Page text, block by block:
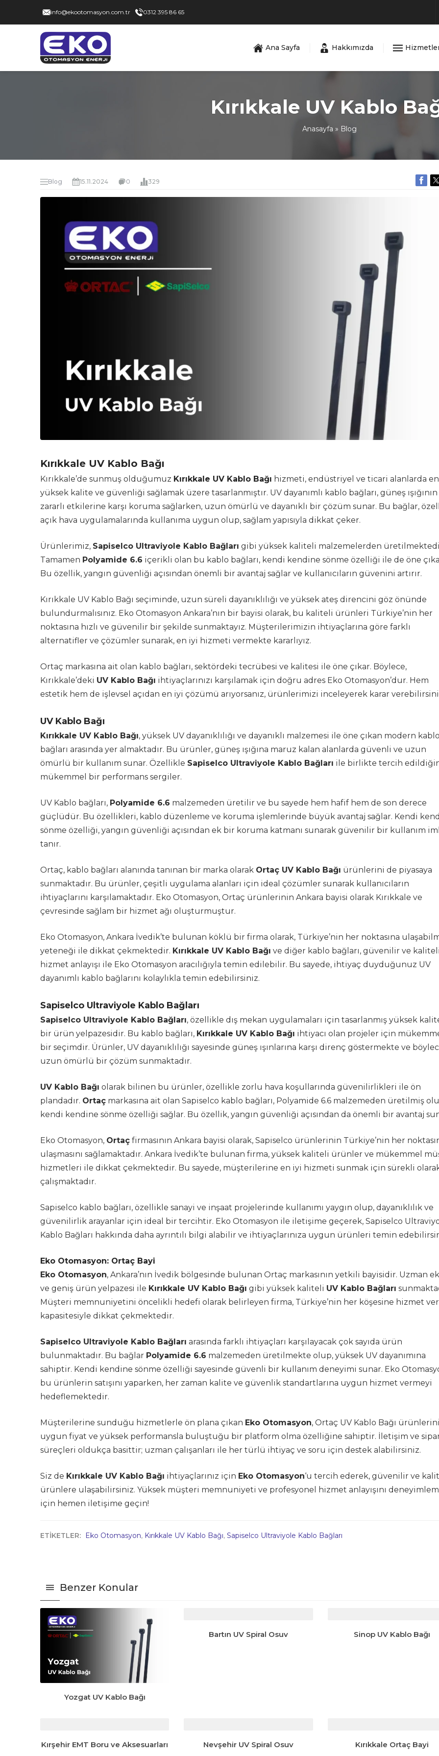
info@ekootomasyon.com.tr 0312 395 86 65
Ana Sayfa Hakkımızda
Kırıkkale UV Kablo
Anasayfa » Blog
Blog 15.11.2024 0 329
Kırıkkale UV Kablo Bağı
Kırıkkale’de sunmuş olduğumuz Kırıkkale UV Kablo Bağı hizmeti, endüstriyel ve ticari alanlarda en
yüksek kalite ve güvenliği sağlamak üzere tasarlanmıştır. UV dayanımlı kablo bağları, güneş ışığının
zararlı etkilerine karşı koruma sağlarken, uzun ömürlü ve dayanıklı bir çözüm sunar. Bu bağlar,
açık hava uygulamalarında kullanıma uygun olup, sağlam yapısıyla dikkat çeker.
Ürünlerimiz, Sapiselco Ultraviyole Kablo Bağları gibi yüksek kaliteli malzemelerden
Tamamen Polyamide 6.6 içerikli olan bu kablo bağları, kendi kendine sönme özelliği ile de öne
Bu özellik, yangın güvenliği açısından önemli bir avantaj sağlar ve kullanıcıların güvenini artırır.
Kırıkkale UV Kablo Bağı seçiminde, uzun süreli dayanıklılığı ve yüksek ateş direncini göz önünde
bulundurmalısınız. Eko Otomasyon Ankara’nın bir bayisi olarak, bu kaliteli ürünleri Türkiye’nin her
noktasına hızlı ve güvenilir bir şekilde sunmaktayız. Müşterilerimizin ihtiyaçlarına göre farklı
alternatifler ve çözümler sunarak, en iyi hizmeti vermekte kararlıyız.
Ortaç markasına ait olan kablo bağları, sektördeki tecrübesi ve kalitesi ile öne çıkar. Böylece,
Kırıkkale’deki UV Kablo Bağı ihtiyaçlarınızı karşılamak için doğru adres Eko Otomasyon’dur. Hem
estetik hem de işlevsel açıdan en iyi çözümü arıyorsanız, ürünlerimizi inceleyerek karar
UV Kablo Bağı
Kırıkkale UV Kablo Bağı, yüksek UV dayanıklılığı ve dayanıklı malzemesi ile öne çıkan modern kablo
bağları arasında yer almaktadır. Bu ürünler, güneş ışığına maruz kalan alanlarda güvenli ve uzun
ömürlü bir kullanım sunar. Özellikle Sapiselco Ultraviyole Kablo Bağları ile birlikte tercih
mükemmel bir performans sergiler.
UV Kablo bağları, Polyamide 6.6 malzemeden üretilir ve bu sayede hem hafif hem de son derece
güçlüdür. Bu özellikleri, kablo düzenleme ve koruma işlemlerinde büyük avantaj sağlar. Kendi
sönme özelliği, yangın güvenliği açısından ek bir koruma katmanı sunarak güvenilir bir kullanım
tanır.
Ortaç, kablo bağları alanında tanınan bir marka olarak Ortaç UV Kablo Bağı ürünlerini de piyasaya
sunmaktadır. Bu ürünler, çeşitli uygulama alanları için ideal çözümler sunarak kullanıcıların
ihtiyaçlarını karşılamaktadır. Eko Otomasyon, Ortaç ürünlerinin Ankara bayisi olarak Kırıkkale ve
çevresinde sağlam bir hizmet ağı oluşturmuştur.
Eko Otomasyon, Ankara İvedik’te bulunan köklü bir firma olarak, Türkiye’nin her noktasına
yeteneği ile dikkat çekmektedir. Kırıkkale UV Kablo Bağı ve diğer kablo bağları, güvenilir ve kaliteli
hizmet anlayışı ile Eko Otomasyon aracılığıyla temin edilebilir. Bu sayede, ihtiyaç duyduğunuz UV
dayanımlı kablo bağlarını kolaylıkla temin edebilirsiniz.
Sapiselco Ultraviyole Kablo Bağları
Sapiselco Ultraviyole Kablo Bağları, özellikle dış mekan uygulamaları için tasarlanmış yüksek
bir ürün yelpazesidir. Bu kablo bağları, Kırıkkale UV Kablo Bağı ihtiyacı olan projeler için
bir seçimdir. Ürünler, UV dayanıklılığı sayesinde güneş ışınlarına karşı direnç göstermekte ve
uzun ömürlü bir çözüm sunmaktadır.
UV Kablo Bağı olarak bilinen bu ürünler, özellikle zorlu hava koşullarında güvenilirlikleri ile ön
plandadır. Ortaç markasına ait olan Sapiselco kablo bağları, Polyamide 6.6 malzemeden üretilmiş
kendi kendine sönme özelliği sağlar. Bu özellik, yangın güvenliği açısından da önemli bir avantaj
Eko Otomasyon, Ortaç firmasının Ankara bayisi olarak, Sapiselco ürünlerinin Türkiye’nin her
ulaşmasını sağlamaktadır. Ankara İvedik’te bulunan firma, yüksek kaliteli ürünler ve mükemmel
hizmetleri ile dikkat çekmektedir. Bu sayede, müşterilerine en iyi hizmeti sunmak için sürekli
çalışmaktadır.
Sapiselco kablo bağları, özellikle sanayi ve inşaat projelerinde kullanımı yaygın olup, dayanıklılık ve
güvenilirlik arayanlar için ideal bir tercihtir. Eko Otomasyon ile iletişime geçerek, Sapiselco
Kablo Bağları hakkında daha ayrıntılı bilgi alabilir ve ihtiyaçlarınıza uygun ürünleri temin
Eko Otomasyon: Ortaç Bayi
Eko Otomasyon, Ankara’nın İvedik bölgesinde bulunan Ortaç markasının yetkili bayisidir. Uzman
ve geniş ürün yelpazesi ile Kırıkkale UV Kablo Bağı gibi yüksek kaliteli UV Kablo Bağları
Müşteri memnuniyetini öncelikli hedefi olarak belirleyen firma, Türkiye’nin her köşesine hizmet
kapasitesiyle dikkat çekmektedir.
Sapiselco Ultraviyole Kablo Bağları arasında farklı ihtiyaçları karşılayacak çok sayıda ürün
bulunmaktadır. Bu bağlar Polyamide 6.6 malzemeden üretilmekte olup, yüksek UV dayanımına
sahiptir. Kendi kendine sönme özelliği sayesinde güvenli bir kullanım deneyimi sunar. Eko
bu ürünlerin satışını yaparken, her zaman kalite ve güvenlik standartlarına uygun hizmet vermeyi
hedeflemektedir.
Müşterilerine sunduğu hizmetlerle ön plana çıkan Eko Otomasyon, Ortaç UV Kablo Bağı
uygun fiyat ve yüksek performansla buluştuğu bir platform olma özelliğine sahiptir. İletişim ve
süreçleri oldukça basittir; uzman çalışanları ile her türlü ihtiyaç ve soru için destek alabilirsiniz.
Siz de Kırıkkale UV Kablo Bağı ihtiyaçlarınız için Eko Otomasyon‘u tercih ederek, güvenilir ve
ürünlere ulaşabilirsiniz. Yüksek müşteri memnuniyeti ve profesyonel hizmet anlayışını
için hemen iletişime geçin!
ETİKETLER: Eko Otomasyon, Kırıkkale UV Kablo Bağı, Sapiselco Ultraviyole Kablo Bağları
Benzer Konular
Yozgat UV Kablo Bağı
Bartın UV Spiral Osuv Sinop UV Kablo Bağı
Kırşehir EMT Boru ve Aksesuarları Nevşehir UV Spiral Osuv Kırıkkale Ortaç Bayi